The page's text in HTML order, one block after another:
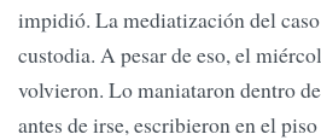
impidió. La mediatización del
custodia. A pesar de eso, el
volvieron. Lo maniataron dentro
antes de irse, escribieron en el